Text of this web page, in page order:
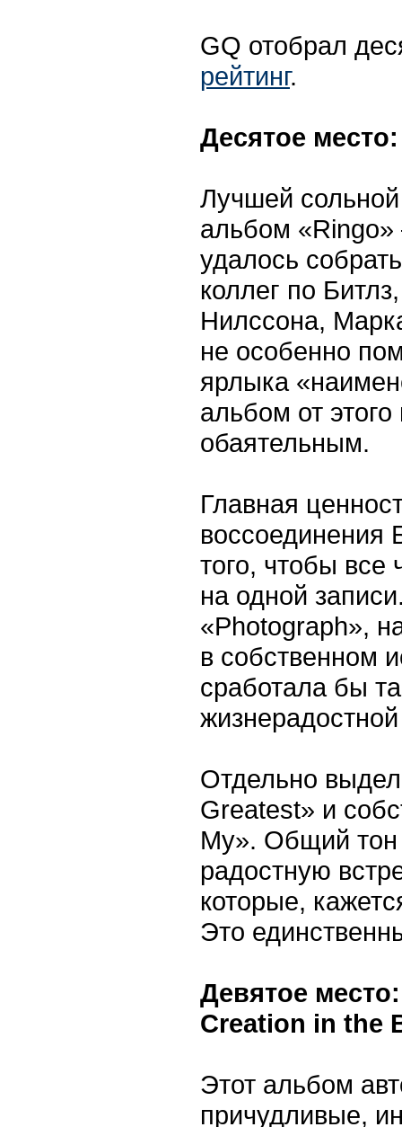
GQ отобрал
рейтинг.
Десятое
Лучшей сольной
альбом
удалось
коллег по
Нилссона,
не особенно
ярлыка
альбом от
обаятельным.
Главная
воссоединения
того, чтобы все
на одной
«Photograph»,
в собственном
сработала бы
Отдельно
Greatest» и
My». Общий тон
радостную
которые,
Это
Девятое
Creation in the
Этот альбом
причудливые,